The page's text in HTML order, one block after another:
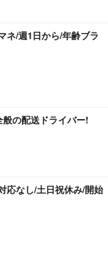
ネ/週1日から/年齢ブラ
の配送ドライバー!
応なし/土日祝休み/開始